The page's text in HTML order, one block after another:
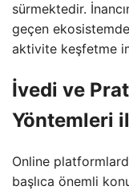
sürmektedir.
geçen
aktivite keşfetme
İvedi ve
Yöntemleri
Online
başlıca önemli